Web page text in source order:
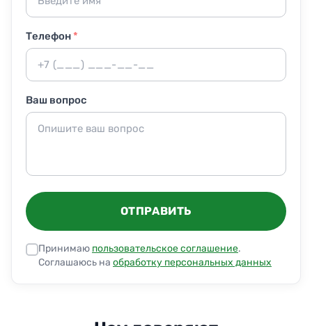
Телефон*
Ваш вопрос
ОТПРАВИТЬ
Принимаю пользовательское соглашение.
Соглашаюсь на обработку персональных данных